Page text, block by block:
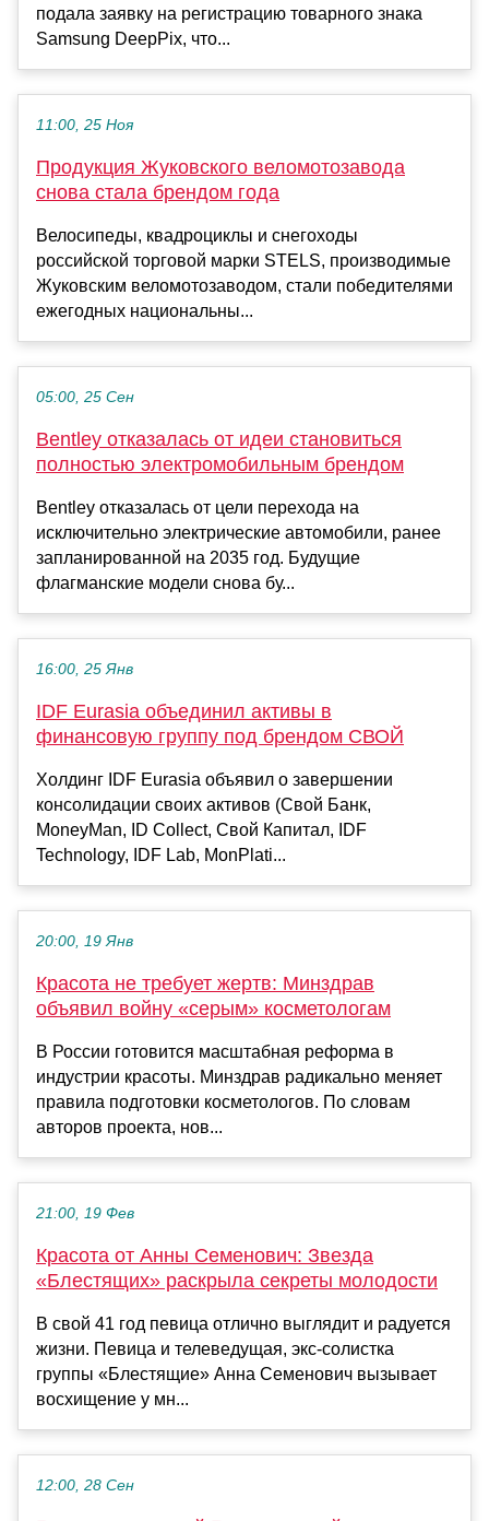
подала заявку на регистрацию товарного знака
Samsung DeepPix, что...
11:00, 25 Ноя
Продукция Жуковского веломотозавода
снова стала брендом года
Велосипеды, квадроциклы и снегоходы
российской торговой марки STELS, производимые
Жуковским веломотозаводом, стали победителями
ежегодных национальны...
05:00, 25 Сен
Bentley отказалась от идеи становиться
полностью электромобильным брендом
Bentley отказалась от цели перехода на
исключительно электрические автомобили, ранее
запланированной на 2035 год. Будущие
флагманские модели снова бу...
16:00, 25 Янв
IDF Eurasia объединил активы в
финансовую группу под брендом СВОЙ
Холдинг IDF Eurasia объявил о завершении
консолидации своих активов (Свой Банк,
MoneyMan, ID Collect, Свой Капитал, IDF
Technology, IDF Lab, MonPlati...
20:00, 19 Янв
Красота не требует жертв: Минздрав
объявил войну «серым» косметологам
В России готовится масштабная реформа в
индустрии красоты. Минздрав радикально меняет
правила подготовки косметологов. По словам
авторов проекта, нов...
21:00, 19 Фев
Красота от Анны Семенович: Звезда
«Блестящих» раскрыла секреты молодости
В свой 41 год певица отлично выглядит и радуется
жизни. Певица и телеведущая, экс-солистка
группы «Блестящие» Анна Семенович вызывает
восхищение у мн...
12:00, 28 Сен